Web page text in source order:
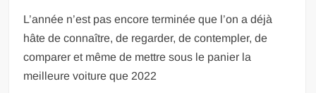
L’année n’est pas encore terminée que l’on a déjà
hâte de connaître, de regarder, de contempler, de
comparer et même de mettre sous le panier la
meilleure voiture que 2022